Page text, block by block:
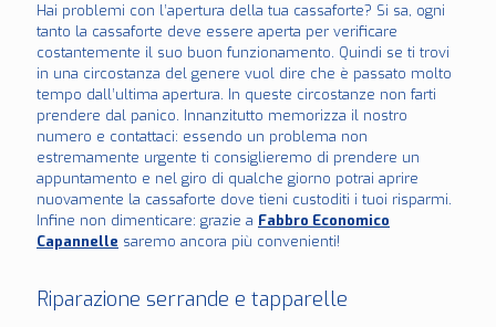
Hai problemi con l’apertura della tua cassaforte? Si sa, ogni
tanto la cassaforte deve essere aperta per verificare
costantemente il suo buon funzionamento. Quindi se ti trovi
in una circostanza del genere vuol dire che è passato molto
tempo dall’ultima apertura. In queste circostanze non farti
prendere dal panico. Innanzitutto memorizza il nostro
numero e contattaci: essendo un problema non
estremamente urgente ti consiglieremo di prendere un
appuntamento e nel giro di qualche giorno potrai aprire
nuovamente la cassaforte dove tieni custoditi i tuoi risparmi.
Infine non dimenticare: grazie a Fabbro Economico
Capannelle saremo ancora più convenienti!
Riparazione serrande e tapparelle